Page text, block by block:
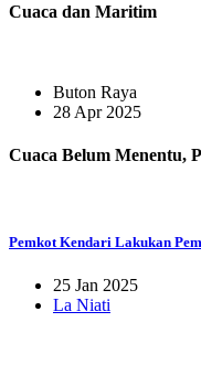
Cuaca dan Maritim
Buton Raya
28 Apr 2025
Cuaca Belum Menentu,
Pemkot Kendari Lakukan
25 Jan 2025
La Niati